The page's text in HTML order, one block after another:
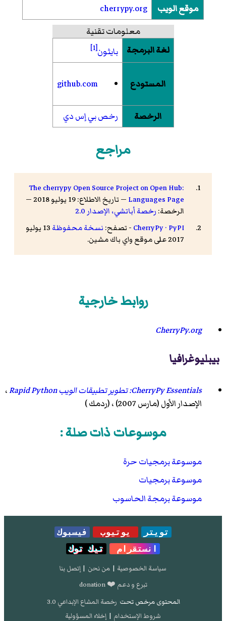
موقع الويب
cherrypy.org
معلومات تقنية
لغة البرمجة
بايثون[1]
المستودع github.com
الرخصة رخص بي إس دي
مراجع
The cherrypy Open Source Project on Open Hub:
Languages Page
— تاريخ الاطلاع: 19 يوليو 2018 —
الرخصة: رخصة أباتشي، الإصدار 2.0
CherryPy · PyPI - تصفح: نسخة محفوظة
13 يوليو
2017 على موقع واي باك مشين.
روابط خارجية
CherryPy.org
بيبليوغرافيا
CherryPy Essentials: تطوير تطبيقات الويب Rapid Python
،
الإصدار الأول (مارس 2007) ، (
ردمك)
موسوعات ذات صلة :
موسوعة برمجيات حرة
موسوعة برمجيات
موسوعة برمجة الحاسوب
تويتر يوتيوب
فيسبوك
انستقرام
تيك توك
سياسة الخصوصية | من نحن | إتصل بنا
تبرع و دعم ❤️ donation
المحتوى مرخص تحت رخصة المشاع الإبداعي 3.0
شروط الإستخدام | إخلاء المسؤولية